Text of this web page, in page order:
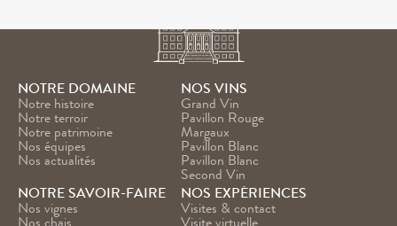
NOTRE DOMAINE
Notre histoire
Notre terroir
Notre patrimoine
Nos équipes
Nos actualités
NOS VINS
Grand Vin
Pavillon Rouge
Margaux
Pavillon Blanc
Pavillon Blanc
Second Vin
NOTRE SAVOIR-FAIRE
Nos vignes
NOS EXPÉRIENCES
Visites & contact